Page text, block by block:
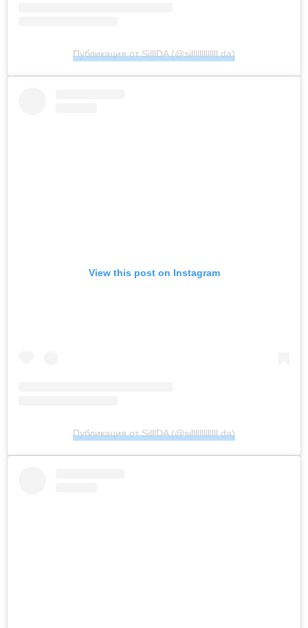
Публикация от SilllDA (@silllllllllllll.da)
View this post on Instagram
Публикация от SilllDA (@silllllllllllll.da)